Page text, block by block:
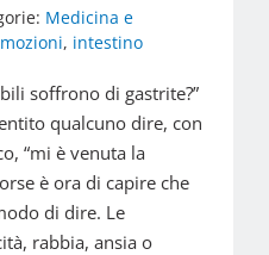
Medicina e
, intestino
soffrono di gastrite?”
qualcuno dire, con
“mi è venuta la
è ora di capire che
di dire. Le
rabbia, ansia o